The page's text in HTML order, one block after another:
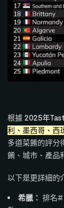
根據 2025年
利、墨西哥、西
多道菜餚的評分
餚、城市、產品
以下是更詳細的
希臘： 排名